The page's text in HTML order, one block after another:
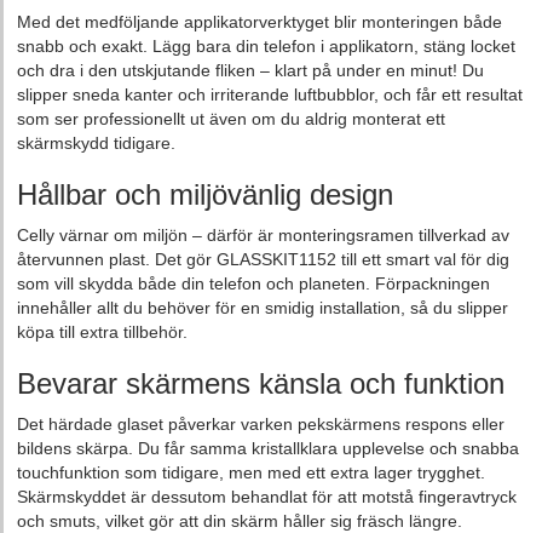
Med det medföljande applikatorverktyget blir monteringen både
snabb och exakt. Lägg bara din telefon i applikatorn, stäng locket
och dra i den utskjutande fliken – klart på under en minut! Du
slipper sneda kanter och irriterande luftbubblor, och får ett resultat
som ser professionellt ut även om du aldrig monterat ett
skärmskydd tidigare.
Hållbar och miljövänlig design
Celly värnar om miljön – därför är monteringsramen tillverkad av
återvunnen plast. Det gör GLASSKIT1152 till ett smart val för dig
som vill skydda både din telefon och planeten. Förpackningen
innehåller allt du behöver för en smidig installation, så du slipper
köpa till extra tillbehör.
Bevarar skärmens känsla och funktion
Det härdade glaset påverkar varken pekskärmens respons eller
bildens skärpa. Du får samma kristallklara upplevelse och snabba
touchfunktion som tidigare, men med ett extra lager trygghet.
Skärmskyddet är dessutom behandlat för att motstå fingeravtryck
och smuts, vilket gör att din skärm håller sig fräsch längre.